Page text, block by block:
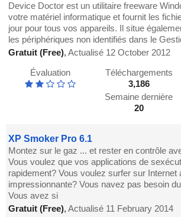
Device Doctor est un utilitaire freeware
votre matériel informatique et fournit les
jour pour tous vos appareils. Il situe
les périphériques non identifiés dans le
Gratuit (Free),Actualisé 12 October 2012
Évaluation
Téléchargements
3,186
Semaine dernière
20
XP Smoker Pro 6.1
Montez sur le gaz ... et rester en contrôle
Vous voulez que vos applications de
rapidement? Vous voulez surfer sur Internet
impressionnante? Vous navez pas besoin
Vous avez si
Gratuit (Free),Actualisé 11 February 2014